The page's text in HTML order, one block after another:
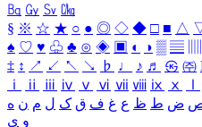
㏃ ㏉ ㏜ ㏆
§ ※ ☆ ★ ○ ● ◎ ◇ ◆ □ ■ △
♠ ♡ ♥ ♧ ♣ ⊙ ◈ ▣ ◐ ◑ ▒ ▤
‡ ↕ ↗ ↙ ↖ ↘ ♭ ♩ ♪ ♬ ㉿ ㈜
ⅰ
ⅱ ⅲ ⅳ ⅴ ⅵ ⅶ ⅷ ⅸ ⅹ
ض ط ظ ع غ ف ق ک ل م ن ه
و ی